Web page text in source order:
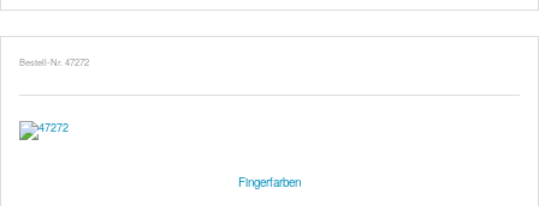
Bestell-Nr. 47272
Fingerfarben